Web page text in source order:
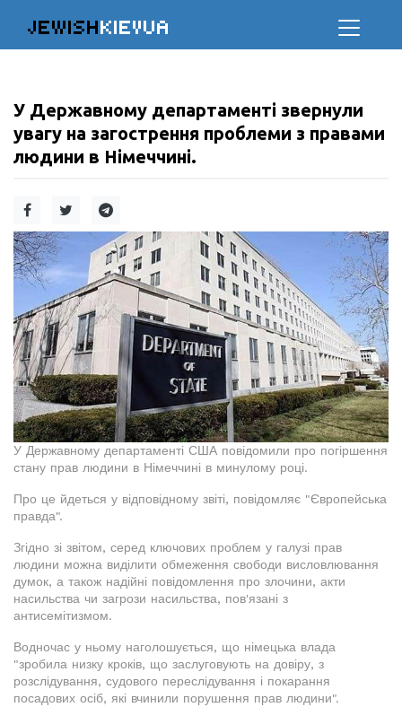
JEWISHKIEVUA
У Державному департаменті звернули
увагу на загострення проблеми з правами
людини в Німеччині.
У Державному департаменті США повідомили про погіршення
стану прав людини в Німеччині в минулому році.
Про це йдеться у відповідному звіті, повідомляє "Європейська
правда".
Згідно зі звітом, серед ключових проблем у галузі прав
людини можна виділити обмеження свободи висловлювання
думок, а також надійні повідомлення про злочини, акти
насильства чи загрози насильства, пов'язані з
антисемітизмом.
Водночас у ньому наголошується, що німецька влада
"зробила низку кроків, що заслуговують на довіру, з
розслідування, судового переслідування і покарання
посадових осіб, які вчинили порушення прав людини".